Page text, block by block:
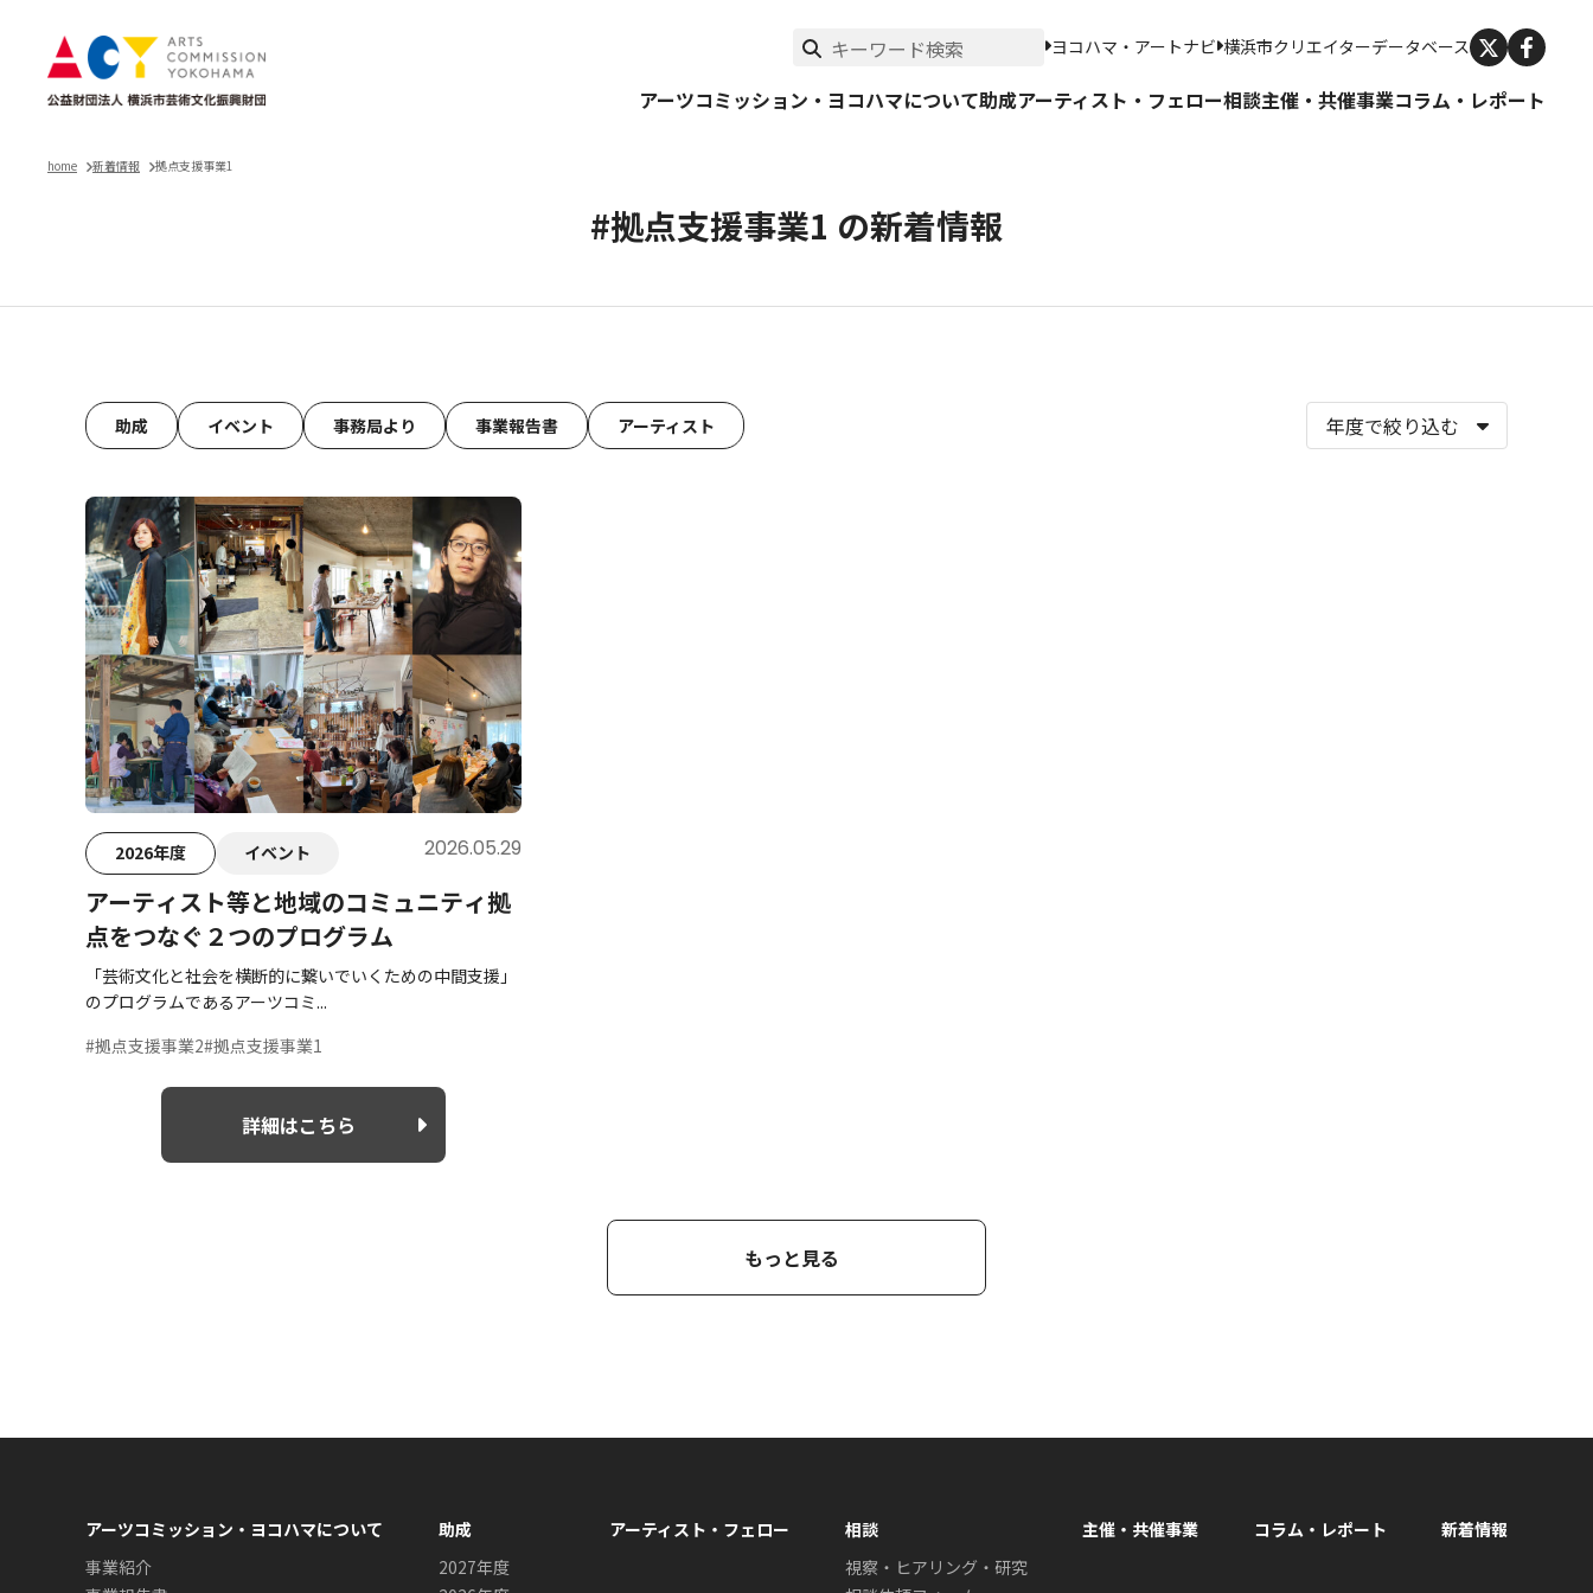
ヨコハマ・アートナビ 横浜市クリエイターデータベース
アーツコミッション・ヨコハマについて助成アーティスト・フェロー相談主催・共催事業コラム・レポート
home 新着情報 拠点支援事業1
#拠点支援事業1 の新着情報
お知らせ
助成 イベント 事務局より 事業報告書 アーティスト
2026年度 イベント 2026.05.29
アーティスト等と地域のコミュニティ拠
点をつなぐ２つのプログラム
「芸術文化と社会を横断的に繋いでいくための中間支援」
のプログラムであるアーツコミ...
#拠点支援事業2#拠点支援事業1
詳細はこちら
もっと見る
アーツコミッション・ヨコハマについて
事業紹介
助成
2027年度
アーティスト・フェロー
相談
視察・ヒアリング・研究
主催・共催事業 コラム・レポート 新着情報